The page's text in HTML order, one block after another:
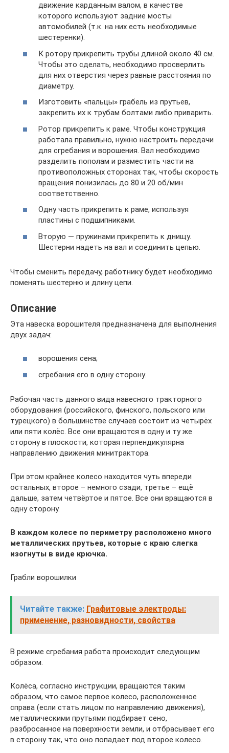
движение карданным валом, в качестве
которого используют задние мосты
автомобилей (т.к. на них есть необходимые
шестеренки).
К ротору прикрепить трубы длиной около 40 см.
Чтобы это сделать, необходимо просверлить
для них отверстия через равные расстояния по
диаметру.
Изготовить «пальцы» грабель из прутьев,
закрепить их к трубам болтами либо приварить.
Ротор прикрепить к раме. Чтобы конструкция
работала правильно, нужно настроить передачи
для сгребания и ворошения. Вал необходимо
разделить пополам и разместить части на
противоположных сторонах так, чтобы скорость
вращения понизилась до 80 и 20 об/мин
соответственно.
Одну часть прикрепить к раме, используя
пластины с подшипниками.
Вторую — пружинами прикрепить к днищу.
Шестерни надеть на вал и соединить цепью.
Чтобы сменить передачу, работнику будет необходимо
поменять шестерню и длину цепи.
Описание
Эта навеска ворошителя предназначена для выполнения
двух задач:
ворошения сена;
сгребания его в одну сторону.
Рабочая часть данного вида навесного тракторного
оборудования (российского, финского, польского или
турецкого) в большинстве случаев состоит из четырёх
или пяти колёс. Все они вращаются в одну и ту же
сторону в плоскости, которая перпендикулярна
направлению движения минитрактора.
При этом крайнее колесо находится чуть впереди
остальных, второе – немного сзади, третье – ещё
дальше, затем четвёртое и пятое. Все они вращаются в
одну сторону.
В каждом колесе по периметру расположено много
металлических прутьев, которые с краю слегка
изогнуты в виде крючка.
Грабли ворошилки
Читайте также: Графитовые электроды:
применение, разновидности, свойства
В режиме сгребания работа происходит следующим
образом.
Колёса, согласно инструкции, вращаются таким
образом, что самое первое колесо, расположенное
справа (если стать лицом по направлению движения),
металлическими прутьями подбирает сено,
разбросанное на поверхности земли, и отбрасывает его
в сторону так, что оно попадает под второе колесо.